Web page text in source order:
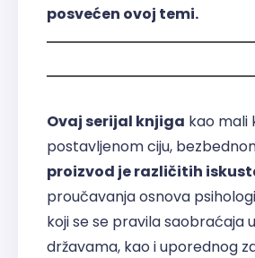
posvećen ovoj temi.
Ovaj serijal knjiga kao mali
postavljenom ciju,
proizvod je različitih
proučavanja osnova
koji se se pravila saobraćaja
državama, kao i uporednog